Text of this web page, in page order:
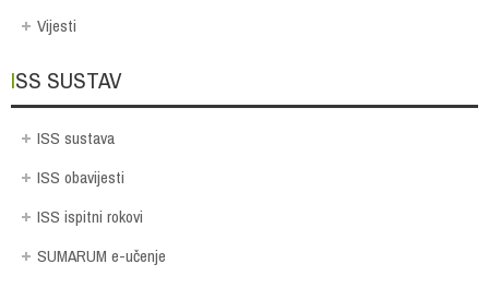
Vijesti
ISS SUSTAV
ISS sustava
ISS obavijesti
ISS ispitni rokovi
SUMARUM e-učenje